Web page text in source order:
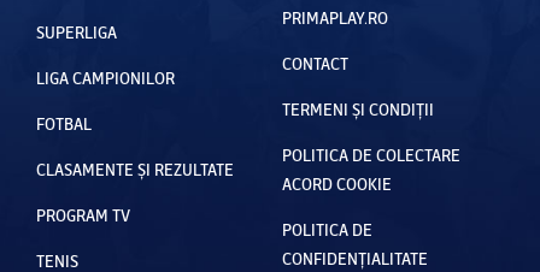
SUPERLIGA
LIGA CAMPIONILOR
FOTBAL
CLASAMENTE ȘI REZULTATE
PROGRAM TV
TENIS
PRIMAPLAY.RO
CONTACT
TERMENI ȘI CONDIȚII
POLITICA DE COLECTARE
ACORD COOKIE
POLITICA DE
CONFIDENȚIALITATE